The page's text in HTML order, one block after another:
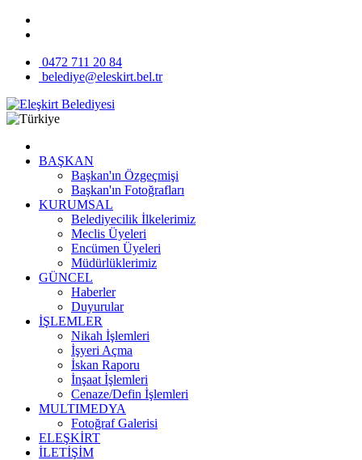
0472 711 20 84
belediye@eleskirt.bel.tr
BAŞKAN
Başkan'ın Özgeçmişi
Başkan'ın Fotoğrafları
KURUMSAL
Belediyecilik İlkelerimiz
Meclis Üyeleri
Encümen Üyeleri
Müdürlüklerimiz
GÜNCEL
Haberler
Duyurular
İŞLEMLER
Nikah İşlemleri
İşyeri Açma
İskan Raporu
İnşaat İşlemleri
Cenaze/Defin İşlemleri
MULTIMEDYA
Fotoğraf Galerisi
ELEŞKİRT
İLETİŞİM